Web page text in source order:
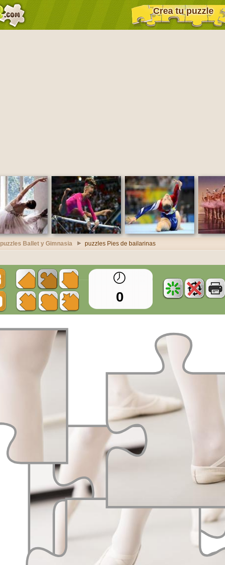
Crea tu puzzle
puzzles Ballet y Gimnasia puzzles Pies de bailarinas
0